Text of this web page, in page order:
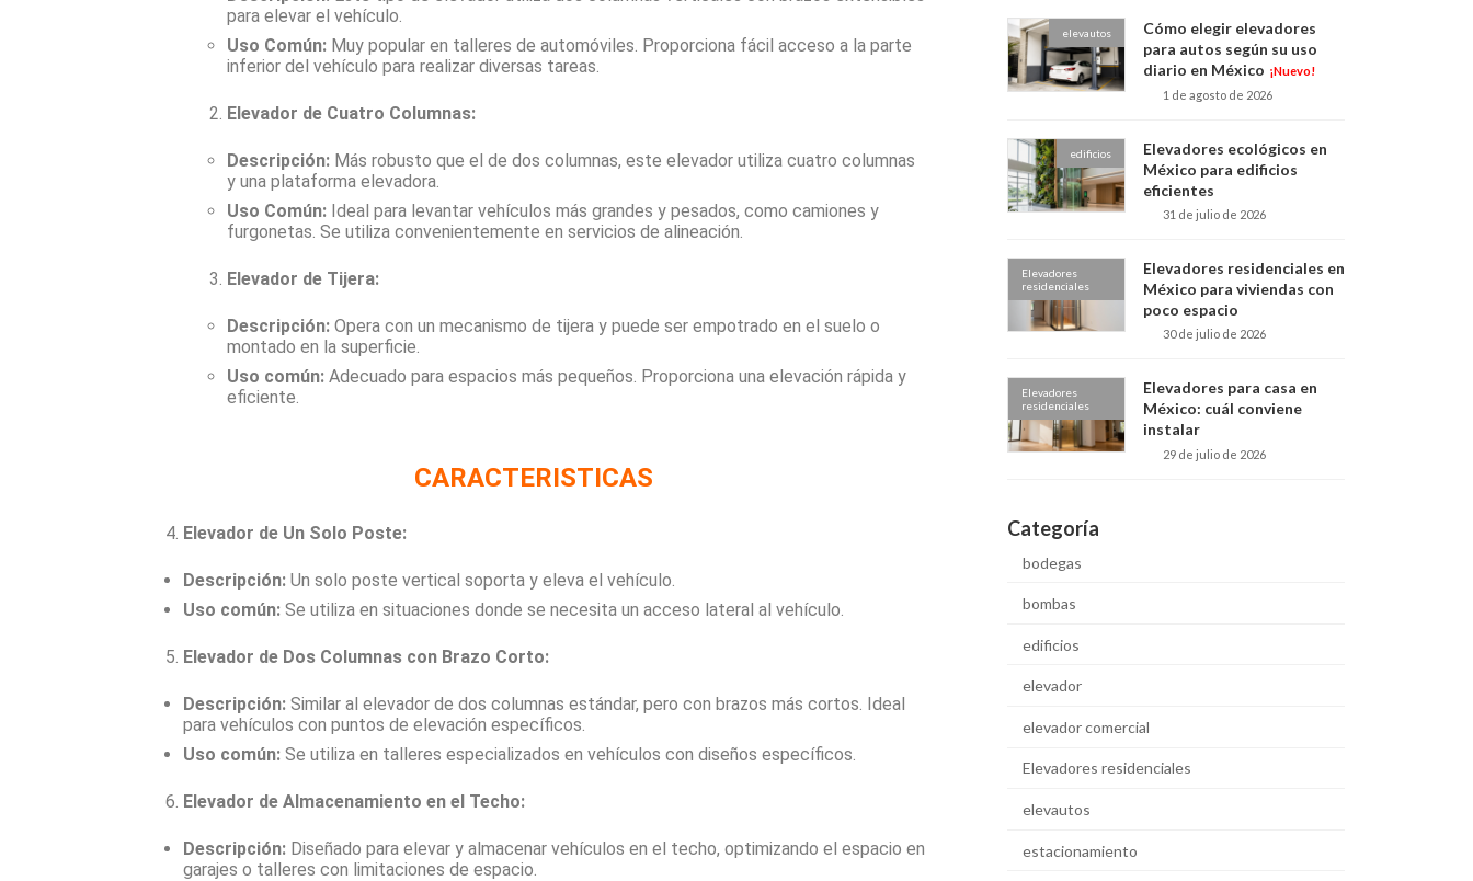
para elevar el vehículo.
Uso Común: Muy popular en talleres de automóviles. Proporciona fácil acceso a la parte
inferior del vehículo para realizar diversas tareas.
Elevador de Cuatro Columnas:
Descripción: Más robusto que el de dos columnas, este elevador utiliza cuatro columnas
y una plataforma elevadora.
Uso Común: Ideal para levantar vehículos más grandes y pesados, como camiones y
furgonetas. Se utiliza convenientemente en servicios de alineación.
Elevador de Tijera:
Descripción: Opera con un mecanismo de tijera y puede ser empotrado en el suelo o
montado en la superficie.
Uso común: Adecuado para espacios más pequeños. Proporciona una elevación rápida y
eficiente.
CARACTERISTICAS
Elevador de Un Solo Poste:
Descripción: Un solo poste vertical soporta y eleva el vehículo.
Uso común: Se utiliza en situaciones donde se necesita un acceso lateral al vehículo.
Elevador de Dos Columnas con Brazo Corto:
Descripción: Similar al elevador de dos columnas estándar, pero con brazos más cortos. Ideal
para vehículos con puntos de elevación específicos.
Uso común: Se utiliza en talleres especializados en vehículos con diseños específicos.
Elevador de Almacenamiento en el Techo:
Descripción: Diseñado para elevar y almacenar vehículos en el techo, optimizando el espacio en
garajes o talleres con limitaciones de espacio.
elevautos
Cómo elegir elevadores
para autos según su uso
diario en México ¡Nuevo!
1 de agosto de 2026
edificios
Elevadores ecológicos en
México para edificios
eficientes
31 de julio de 2026
Elevadores
residenciales
Elevadores residenciales en
México para viviendas con
poco espacio
30 de julio de 2026
Elevadores
residenciales
Elevadores para casa en
México: cuál conviene
instalar
29 de julio de 2026
Categoría
bodegas
bombas
edificios
elevador
elevador comercial
Elevadores residenciales
elevautos
estacionamiento